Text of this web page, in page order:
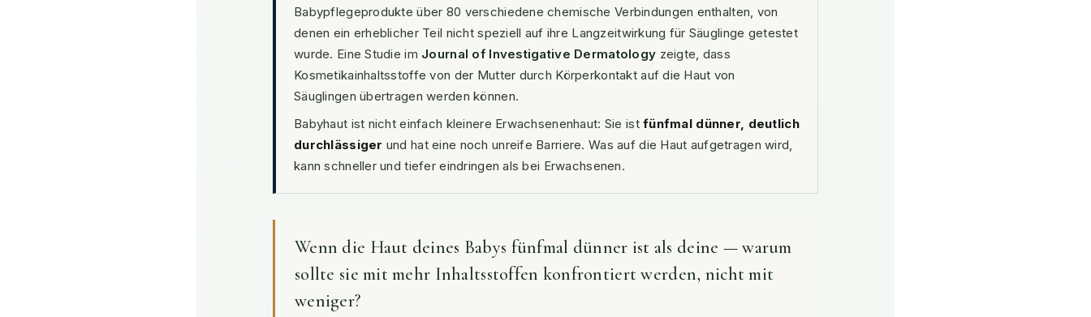
Babypflegeprodukte über 80 verschiedene chemische Verbindungen enthalten, von
denen ein erheblicher Teil nicht speziell auf ihre Langzeitwirkung für Säuglinge getestet
wurde. Eine Studie im Journal of Investigative Dermatology zeigte, dass
Kosmetikainhaltsstoffe von der Mutter durch Körperkontakt auf die Haut von
Säuglingen übertragen werden können.
Babyhaut ist nicht einfach kleinere Erwachsenenhaut: Sie istfünfmal dünner, deutlich
durchlässiger und hat eine noch unreife Barriere. Was auf die Haut aufgetragen wird,
kann schneller und tiefer eindringen als bei Erwachsenen.
Wenn die Haut deines Babys fünfmal dünner ist als deine — warum
sollte sie mit mehr Inhaltsstoffen konfrontiert werden, nicht mit
weniger?